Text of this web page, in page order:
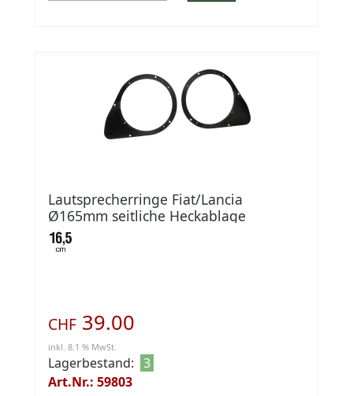
Lautsprecherringe Fiat/Lancia
Ø165mm seitliche Heckablage
CHF 39.00
inkl. 8.1 % MwSt.
Lagerbestand: 3
Art.Nr.: 59803